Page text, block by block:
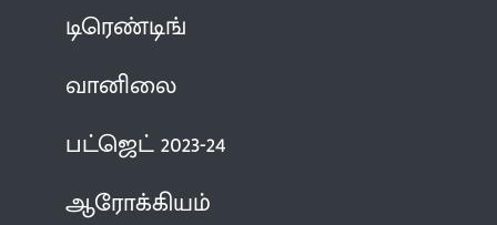
டிரெண்டிங்
வானிலை
பட்ஜெட் 2023-24
ஆரோக்கியம்